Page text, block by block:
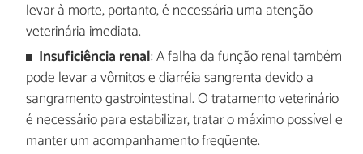
levar à morte, portanto, é necessária uma atenção
veterinária imediata.
Insuficiência renal: A falha da função renal também
pode levar a vômitos e diarréia sangrenta devido a
sangramento gastrointestinal. O tratamento veterinário
é necessário para estabilizar, tratar o máximo possível e
manter um acompanhamento freqüente.